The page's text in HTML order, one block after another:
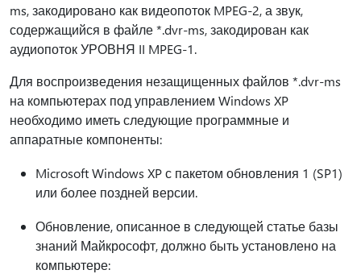
ms, закодировано как видеопоток MPEG-2, а звук,
содержащийся в файле *.dvr-ms, закодирован как
аудиопоток УРОВНЯ II MPEG-1.
Для воспроизведения незащищенных файлов *.dvr-ms
на компьютерах под управлением Windows XP
необходимо иметь следующие программные и
аппаратные компоненты:
Microsoft Windows XP с пакетом обновления 1 (SP1)
или более поздней версии.
Обновление, описанное в следующей статье базы
знаний Майкрософт, должно быть установлено на
компьютере: